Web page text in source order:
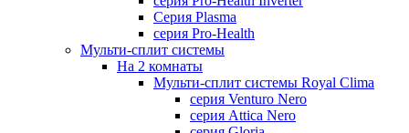
Cерия Plasma
серия Pro-Health
Мульти-сплит системы
На 2 комнаты
Мульти-сплит системы Royal Clima
серия Venturo Nero
серия Attica Nero